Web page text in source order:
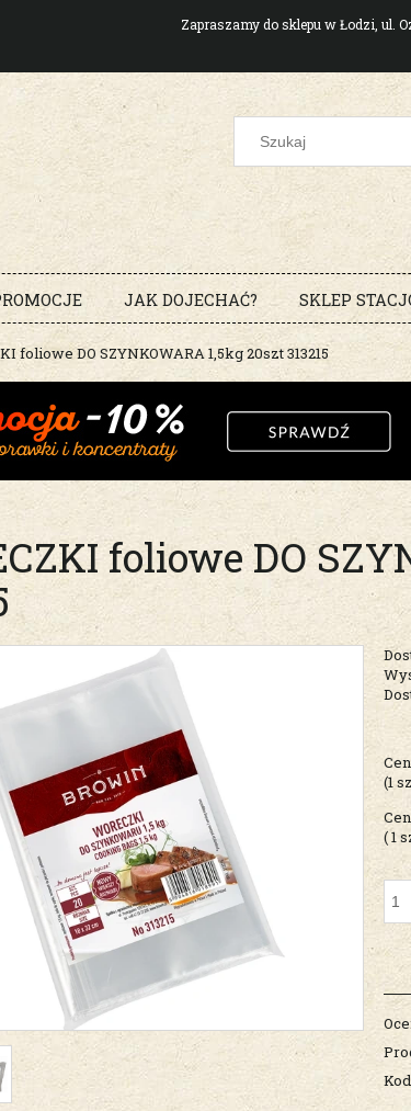
Zapraszamy do sklepu w Łodzi, ul.
JAK DOJECHAĆ? SKLEP
foliowe DO SZYNKOWARA 1,5kg 20szt 313215
foliowe DO
Cena nie
kosztów
(1
( 1